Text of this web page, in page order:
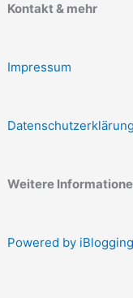
Kontakt & mehr
Impressum
Datenschutzerklärung
Weitere
Powered by